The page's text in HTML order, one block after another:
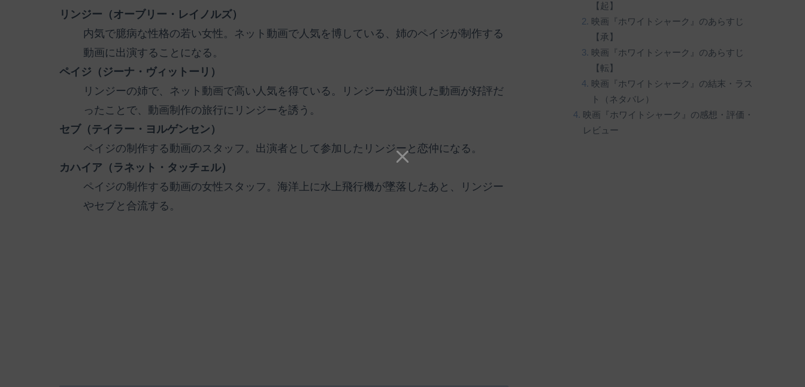
リンジー（オーブリー・レイノルズ）
内気で臆病な性格の若い女性。ネット動画で人気を博している、姉のペイジが制作する
動画に出演することになる。
ペイジ（ジーナ・ヴィットーリ）
リンジーの姉で、ネット動画で高い人気を得ている。リンジーが出演した動画が好評だ
ったことで、動画制作の旅行にリンジーを誘う。
セブ（テイラー・ヨルゲンセン）
ペイジの制作する動画のスタッフ。出演者として参加したリンジーと恋仲になる。
カハイア（ラネット・タッチェル）
ペイジの制作する動画の女性スタッフ。海洋上に水上飛行機が墜落したあと、リンジー
やセブと合流する。
【起】
映画『ホワイトシャーク』のあらすじ
【承】
映画『ホワイトシャーク』のあらすじ
【転】
映画『ホワイトシャーク』の結末・ラス
ト（ネタバレ）
映画『ホワイトシャーク』の感想・評価・
レビュー